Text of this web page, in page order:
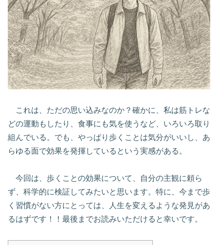
これは、ただの思い込みなのか？確かに、私は筋トレな
どの運動もしたり、食事にも気を使うなど、いろいろ取り
組んでいる。でも、やっぱり歩くことは気分がいいし、あ
らゆる面で効果を発揮しているという実感がある。
今回は、歩くことの効果について、自分の主観に頼ら
ず、科学的に検証してみたいと思います。特に、今まで歩
く習慣がない方にとっては、人生を変えるような発見があ
るはずです！！最後までお読みいただけると幸いです。